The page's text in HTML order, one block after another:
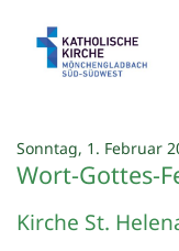
Sonntag, 1. Februar
Wort-Gottes-
Kirche St.